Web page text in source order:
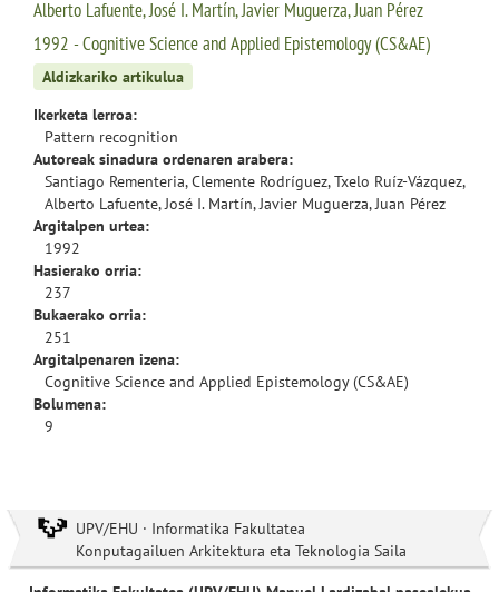
Alberto Lafuente, José I. Martín, Javier Muguerza, Juan Pérez
1992 - Cognitive Science and Applied Epistemology (CS&AE)
Aldizkariko artikulua
Ikerketa lerroa:
Pattern recognition
Autoreak sinadura ordenaren arabera:
Santiago Rementeria, Clemente Rodríguez, Txelo Ruíz-Vázquez,
Alberto Lafuente, José I. Martín, Javier Muguerza, Juan Pérez
Argitalpen urtea:
1992
Hasierako orria:
237
Bukaerako orria:
251
Argitalpenaren izena:
Cognitive Science and Applied Epistemology (CS&AE)
Bolumena:
9
UPV/EHU · Informatika Fakultatea
Konputagailuen Arkitektura eta Teknologia Saila